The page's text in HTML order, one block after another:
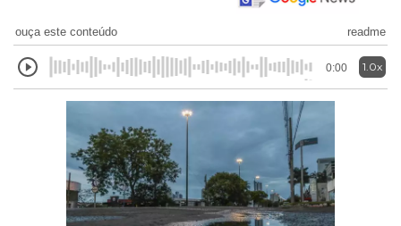
ouça este conteúdo readme
0:00 1.0x